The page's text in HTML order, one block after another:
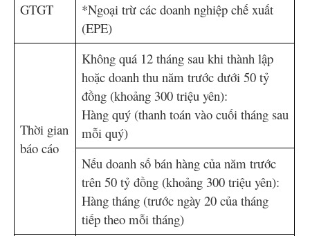
GTGT
*Ngoại trừ các doanh nghiệp chế xuất
(EPE)
Thời gian
báo cáo
Không quá 12 tháng sau khi thành lập
hoặc doanh thu năm trước dưới 50 tỷ
đồng (khoảng 300 triệu yên):
Hàng quý (thanh toán vào cuối tháng sau
mỗi quý)
Nếu doanh số bán hàng của năm trước
trên 50 tỷ đồng (khoảng 300 triệu yên):
Hàng tháng (trước ngày 20 của tháng
tiếp theo mỗi tháng)